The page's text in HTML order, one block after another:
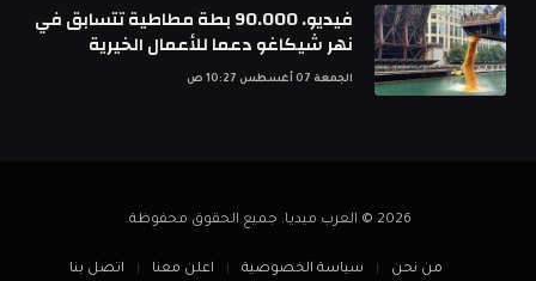
فيديو. 90.000 بطة مطاطية تتسابق في
نهر شيكاغو دعما للأعمال الخيرية
الجمعة 07 أغسطس 10:27 ص
2026 © العرب ميديا. جميع الحقوق محفوظة.
من نحن سياسة الخصوصية اعلن معنا اتصل بنا